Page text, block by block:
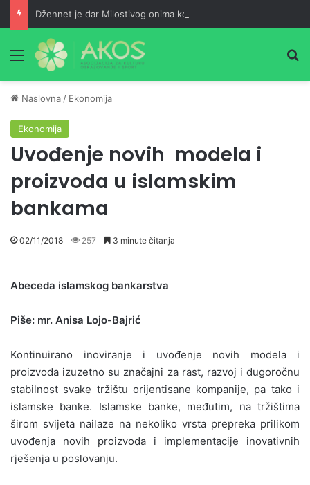
Meni
Naslovna / Ekonomija
Ekonomija
Uvođenje novih modela i
proizvoda u islamskim
bankama
02/11/2018 257 3 minute čitanja
Abeceda islamskog bankarstva
Piše: mr. Anisa Lojo-Bajrić
Kontinuirano inoviranje i uvođenje novih modela i
proizvoda izuzetno su značajni za rast, razvoj i dugoročnu
stabilnost svake tržištu orijentisane kompanije, pa tako i
islamske banke. Islamske banke, međutim, na tržištima
širom svijeta nailaze na nekoliko vrsta prepreka prilikom
uvođenja novih proizvoda i implementacije inovativnih
rješenja u poslovanju.